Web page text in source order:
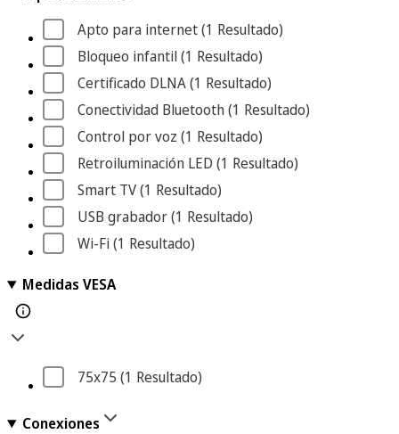
Apto para internet (1 Resultado)
Bloqueo infantil (1 Resultado)
Certificado DLNA (1 Resultado)
Conectividad Bluetooth (1 Resultado)
Control por voz (1 Resultado)
Retroiluminación LED (1 Resultado)
Smart TV (1 Resultado)
USB grabador (1 Resultado)
Wi-Fi (1 Resultado)
Medidas VESA
75x75 (1 Resultado)
Conexiones